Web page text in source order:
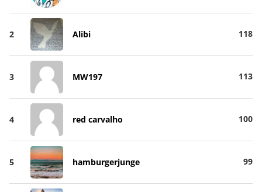
2 Alibi 118
3 MW197 113
4 red carvalho 100
5 hamburgerjunge 99